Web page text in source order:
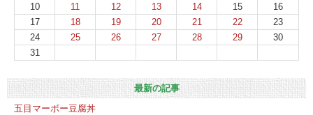
10
11 12 13 14 15
16
17
18 19 20 21 22
23
24
25 26 27 28 29
30
31
最新の記事
五目マーボー豆腐丼